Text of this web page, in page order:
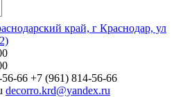
край, г Краснодар, ул
+7 (961) 814-56-66
decorro.krd@yandex.ru